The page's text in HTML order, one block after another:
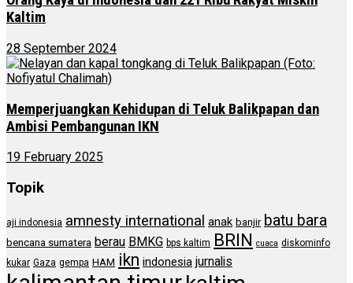
Kaltim
28 September 2024
Memperjuangkan Kehidupan di Teluk Balikpapan dan
Ambisi Pembangunan IKN
19 February 2025
Topik
aji indonesia amnesty international anak banjir batu bara
bencana sumatera berau BMKG bps kaltim BRIN cuaca diskominfo
kukar Gaza gempa HAM ikn indonesia jurnalis